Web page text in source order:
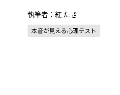
執筆者： 紅 たき
本音が見える心理テスト